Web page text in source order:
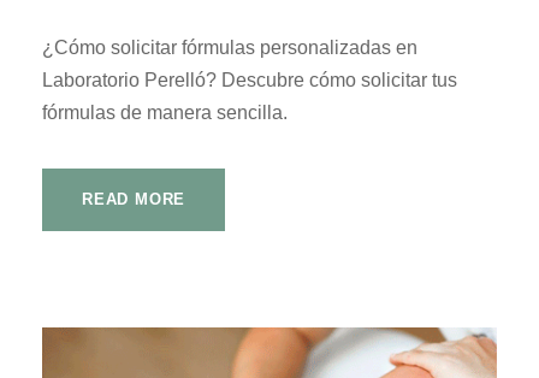
¿Cómo solicitar fórmulas personalizadas en
Laboratorio Perelló? Descubre cómo solicitar tus
fórmulas de manera sencilla.
READ MORE